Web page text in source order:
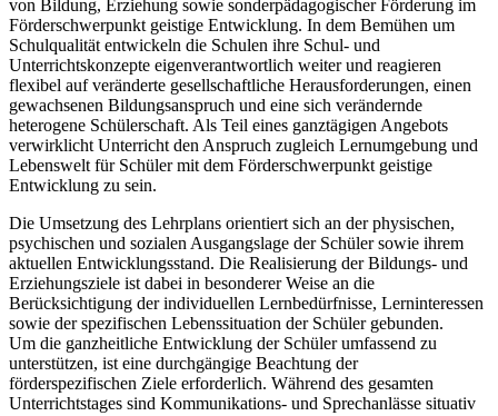
von Bildung, Erziehung sowie sonderpädagogischer Förderung im
Förderschwerpunkt geistige Entwicklung. In dem Bemühen um
Schulqualität entwickeln die Schulen ihre Schul- und
Unterrichtskonzepte eigenverantwortlich weiter und reagieren
flexibel auf veränderte gesellschaftliche Herausforderungen, einen
gewachsenen Bildungsanspruch und eine sich verändernde
heterogene Schülerschaft. Als Teil eines ganztägigen Angebots
verwirklicht Unterricht den Anspruch zugleich Lernumgebung und
Lebenswelt für Schüler mit dem Förderschwerpunkt geistige
Entwicklung zu sein.
Die Umsetzung des Lehrplans orientiert sich an der physischen,
psychischen und sozialen Ausgangslage der Schüler sowie ihrem
aktuellen Entwicklungsstand. Die Realisierung der Bildungs- und
Erziehungsziele ist dabei in besonderer Weise an die
Berücksichtigung der individuellen Lernbedürfnisse, Lerninteressen
sowie der spezifischen Lebenssituation der Schüler gebunden.
Um die ganzheitliche Entwicklung der Schüler umfassend zu
unterstützen, ist eine durchgängige Beachtung der
förderspezifischen Ziele erforderlich. Während des gesamten
Unterrichtstages sind Kommunikations- und Sprechanlässe situativ